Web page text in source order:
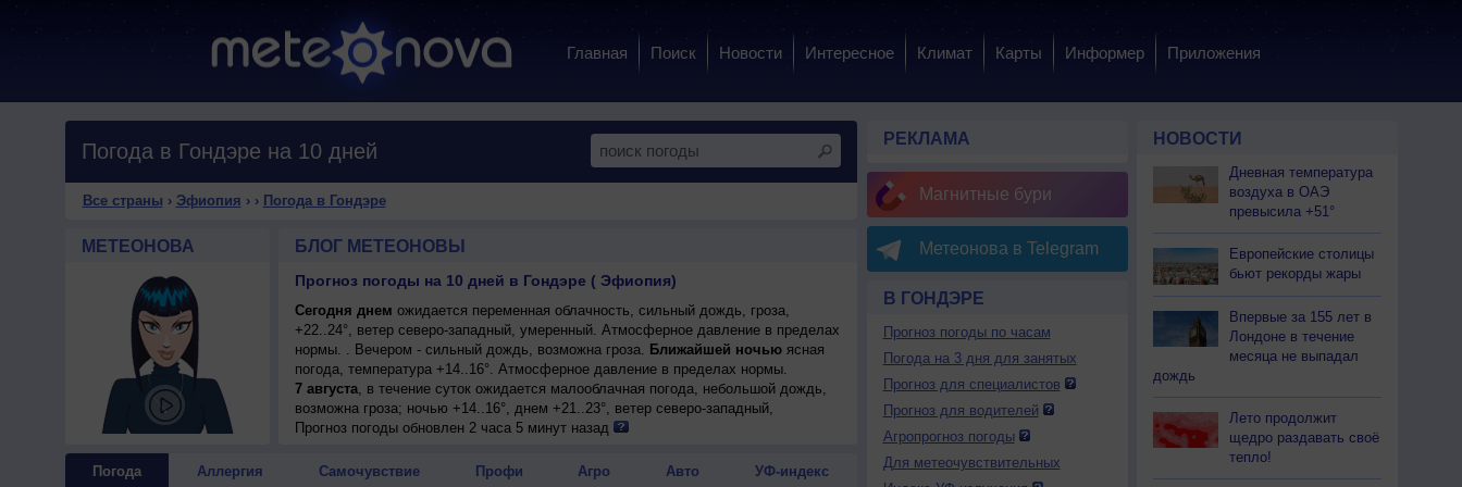
Главная Поиск Новости Интересное Климат Карты Информер Приложения
Погода в Гондэре на 10 дней
Все страны › Эфиопия › › Погода в Гондэре
МЕТЕОНОВА БЛОГ МЕТЕОНОВЫ
Прогноз погоды на 10 дней в Гондэре ( Эфиопия)
Сегодня днем ожидается переменная облачность, сильный дождь, гроза,
+22..24°, ветер северо-западный, умеренный. Атмосферное давление в пределах
нормы. . Вечером - сильный дождь, возможна гроза. Ближайшей ночьюясная
погода, температура +14..16°. Атмосферное давление в пределах нормы.
7 августа, в течение суток ожидается малооблачная погода, небольшой дождь,
возможна гроза; ночью +14..16°, днем +21..23°, ветер северо-западный,
умеренный.
ночью +14..16°, днем +21..23°, ветер северо-западный, умеренный.
Прогноз погоды обновлен 2 часа 5 минут назад
Погода Аллергия Самочувствие Профи Агро Авто УФ-индекс
РЕКЛАМА
Магнитные бури
Метеонова в Telegram
В ГОНДЭРЕ
Прогноз погоды по часам
Погода на 3 дня для занятых
Прогноз для специалистов
Прогноз для водителей
Агропрогноз погоды
Для метеочувствительных
НОВОСТИ
Дневная температура
воздуха в ОАЭ
превысила +51°
Европейские столицы
бьют рекорды жары
Впервые за 155 лет в
Лондоне в течение
месяца не выпадал
дождь
Лето продолжит
щедро раздавать своё
тепло!